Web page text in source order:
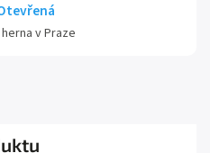
v Praze